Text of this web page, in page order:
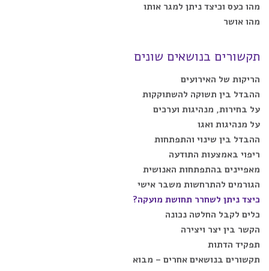
מהו כעס וכיצד ניתן למגר אותו
מהו אושר
תקשורים בנושאים שונים
הריקות של האירועים
ההבדל בין תשוקה להשתוקקות
על בחירות, מנהיגות וערכים
על מנהיגות ואגו
ההבדל בין שינוי והתפתחות
ריפוי באמצעות התודעה
מאפיינים בהתפתחות האנושית
הגורמים להתרחשות משבר אישי
כיצד ניתן לשחרר תחושת מועקה?
כלים לקבל החלטה נכונה
הקשר בין יצר ויצירה
תפקיד הדתות
תקשורים בנושאים אחרים – מבוא